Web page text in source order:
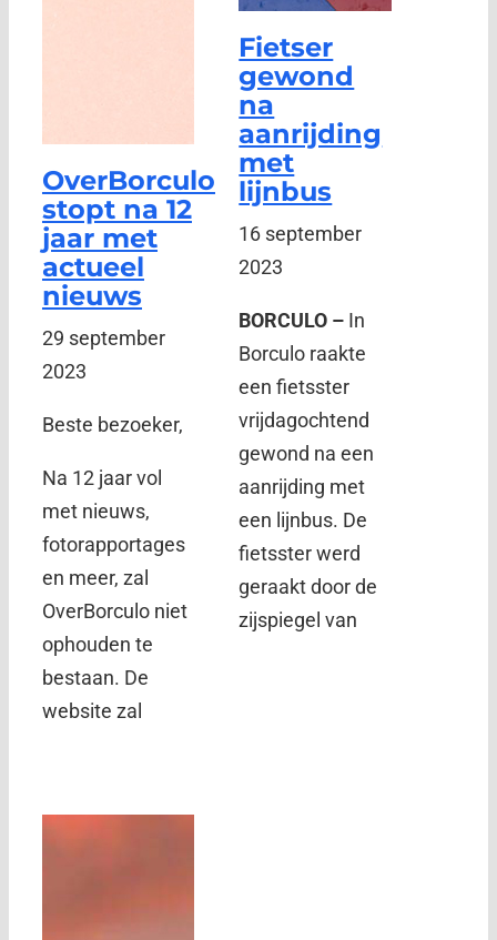
OverBorculo
stopt na 12
jaar met
actueel
nieuws
29 september
2023
Beste bezoeker,
Na 12 jaar vol
met nieuws,
fotorapportages
en meer, zal
OverBorculo niet
ophouden te
bestaan. De
website zal
Fietser
gewond
na
aanrijding
met
lijnbus
16 september
2023
BORCULO – In
Borculo raakte
een fietsster
vrijdagochtend
gewond na een
aanrijding met
een lijnbus. De
fietsster werd
geraakt door de
zijspiegel van